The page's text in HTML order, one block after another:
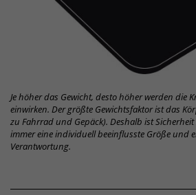
Je höher das Gewicht, desto höher werden die
einwirken. Der größte Gewichtsfaktor ist das
zu Fahrrad und Gepäck). Deshalb ist
immer eine individuell beeinflusste Größe und
Verantwortung.